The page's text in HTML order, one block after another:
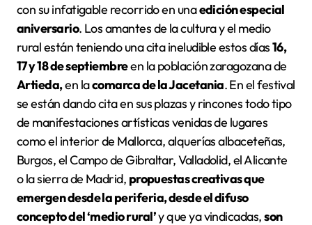
con su infatigable recorrido en unaedición especial
aniversario. Los amantes de la cultura y el medio
rural están teniendo una cita ineludible estos días16,
17 y 18 de septiembreen la población zaragozana de
Artieda,en lacomarca de la Jacetania. En el festival
se están dando cita en sus plazas y rincones todo tipo
de manifestaciones artísticas venidas de lugares
como el interior de Mallorca, alquerías albaceteñas,
Burgos, el Campo de Gibraltar, Valladolid, el Alicante
o la sierra de Madrid, propuestas creativas que
emergen desde la periferia, desde el difuso
concepto del ‘medio rural’y que ya vindicadas,son